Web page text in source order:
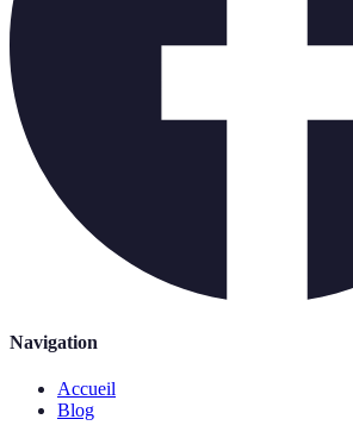
Navigation
Accueil
Blog